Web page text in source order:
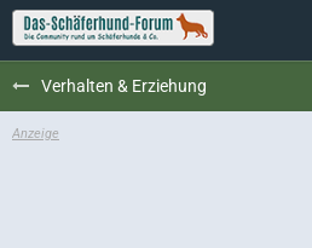
Verhalten & Erziehung